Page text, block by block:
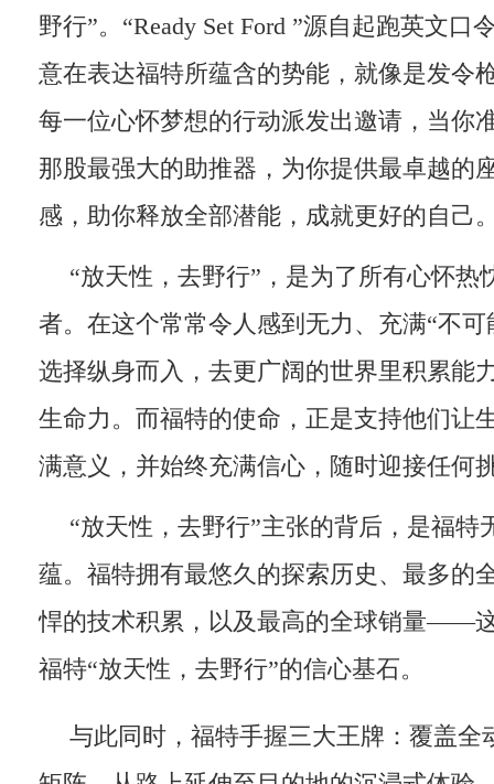
野行”。“Ready Set Ford ”源自起跑英文口
意在表达福特所蕴含的势能，就像是发令
每一位心怀梦想的行动派发出邀请，当你
那股最强大的助推器，为你提供最卓越的
感，助你释放全部潜能，成就更好的自己
“放天性，去野行”，是为了所有心怀热
者。在这个常常令人感到无力、充满“不
选择纵身而入，去更广阔的世界里积累能
生命力。而福特的使命，正是支持他们让
满意义，并始终充满信心，随时迎接任何
“放天性，去野行”主张的背后，是福特
蕴。福特拥有最悠久的探索历史、最多的
悍的技术积累，以及最高的全球销量——
福特“放天性，去野行”的信心基石。
与此同时，福特手握三大王牌：覆盖全